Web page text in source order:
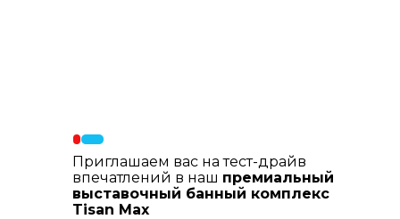
Приглашаем вас на тест-драйв
впечатлений в наш премиальный
выставочный банный комплекс
Tisan Max
лиственницы, шлифованный
керамогранит